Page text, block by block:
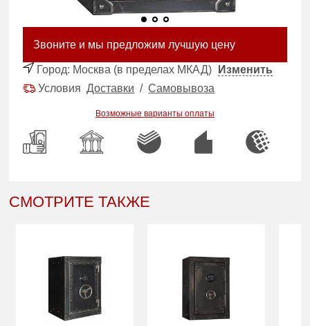
Звоните и мы предложим лучшую цену
Город: Москва (в пределах МКАД)
Изменить
УсловияДоставки /Самовывоза
Возможные варианты оплаты
СМОТРИТЕ ТАКЖЕ